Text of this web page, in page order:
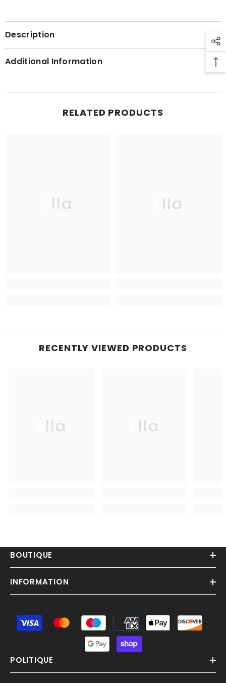
Description
Additional Information
RELATED PRODUCTS
Ella Ella
RECENTLY VIEWED PRODUCTS
Ella Ella
BOUTIQUE
INFORMATION
Moyens
de
POLITIQUE